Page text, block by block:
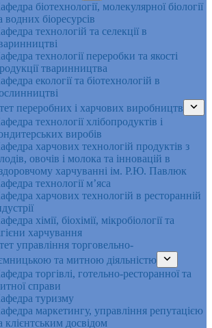
біотехнології, молекулярної біології
водних біоресурсів
технологій та селекції в
технології переробки та якості
тваринництва
екології та біотехнологій в
переробних і харчових виробництв
технології хлібопродуктів і
виробів
харчових технологій продуктів з
овочів і молока та інновацій в
харчуванні ім. Р.Ю. Павлюк
технології м’яса
харчових технологій в ресторанній
хімії, біохімії, мікробіології та
харчування
управління торговельно-
та митною діяльністю
торгівлі, готельно-ресторанної та
справи
туризму
маркетингу, управління репутацією
клієнтським досвідом